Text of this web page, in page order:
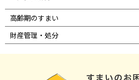
高齢期のすまい
財産管理・処分